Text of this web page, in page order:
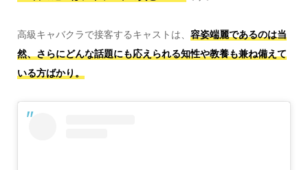
高級キャバクラで接客するキャストは、 容姿端麗であるのは当
然、さらにどんな話題にも応えられる知性や教養も兼ね備えて
いる方ばかり。